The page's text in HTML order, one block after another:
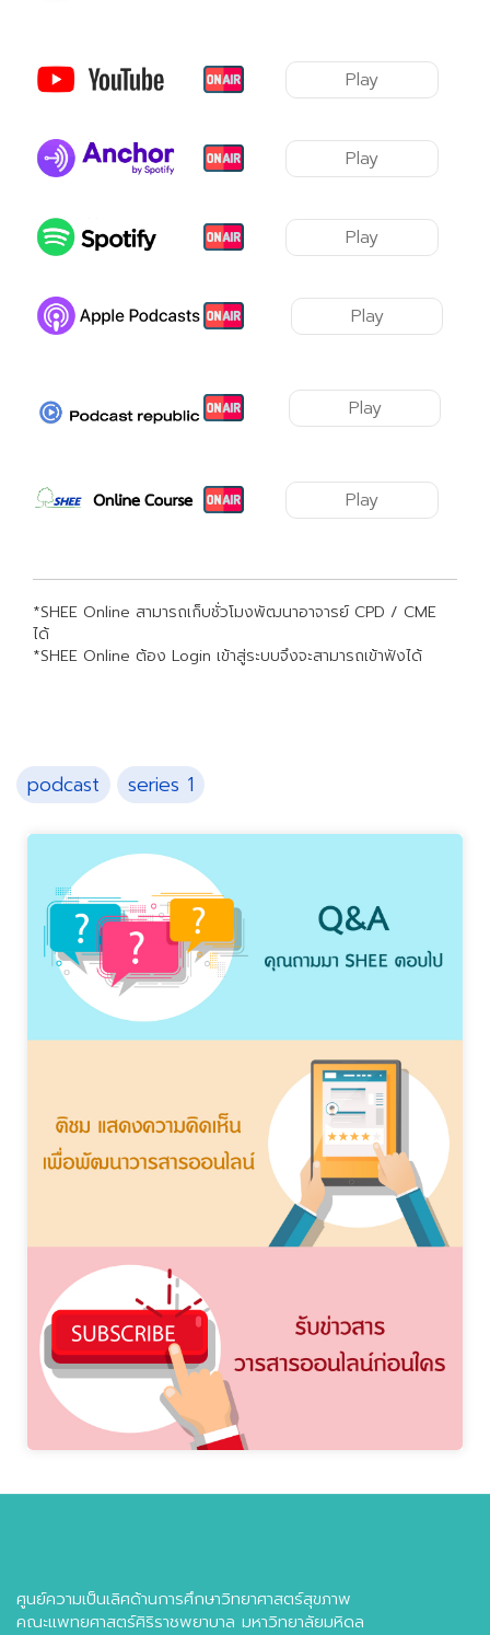
Play
Play
Play
Play
Play
Play
*SHEE Online สามารถเก็บชั่วโมงพัฒนาอาจารย์ CPD / CME
ได้
*SHEE Online ต้อง Login เข้าสู่ระบบจึงจะสามารถเข้าฟังได้
podcast series 1
ศูนย์ความเป็นเลิศด้านการศึกษาวิทยาศาสตร์สุขภาพ
คณะแพทยศาสตร์ศิริราชพยาบาล มหาวิทยาลัยมหิดล